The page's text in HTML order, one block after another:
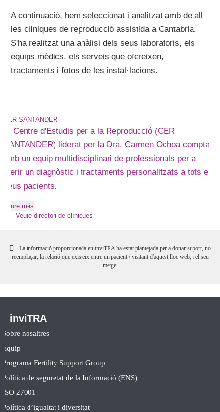
A continuació, hem seleccionat i analitzat amb detall
les clíniques de reproducció assistida a Cantabria.
S'ha realitzat una anàlisi dels seus laboratoris, els
equips mèdics, els serveis que ofereixen,
tractaments i fotos de les instal·lacions.
CER SANTANDER
El Centre d'Estudis per a la Reproducció (CER
SANTANDER) liderat per la Dra. Carmen Ochoa compta
amb un equip multidisciplinari de professionals per a
oferir un diagnòstic i tractaments personalitzats a tots els
seus pacients.
Veure més
Veure directori de clíniques
La informació proporcionada en inviTRA ha estat plantejada per a donar suport, no
reemplaçar, la relació que existeix entre un pacient / visitant d'aquest lloc web, i el seu
metge.
inviTRA
Sobre nosaltres
Equip
Programa Fertility Support Group
Política de seguretat de la Informació (ENS)
ISO 27001
Política d’igualtat i diversitat